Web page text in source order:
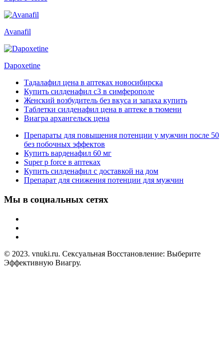
Avanafil
Dapoxetine
Тадалафил цена в аптеках новосибирска
Купить силденафил с3 в симферополе
Женский возбудитель без вкуса и запаха купить
Таблетки силденафил цена в аптеке в тюмени
Виагра архангельск цена
Препараты для повышения потенции у мужчин после 50
без побочных эффектов
Купить варденафил 60 мг
Super p force в аптеках
Купить силденафил с доставкой на дом
Препарат для снижения потенции для мужчин
Мы в социальных сетях
© 2023. vnuki.ru. Сексуальная Восстановление: Выберите
Эффективную Виагру.